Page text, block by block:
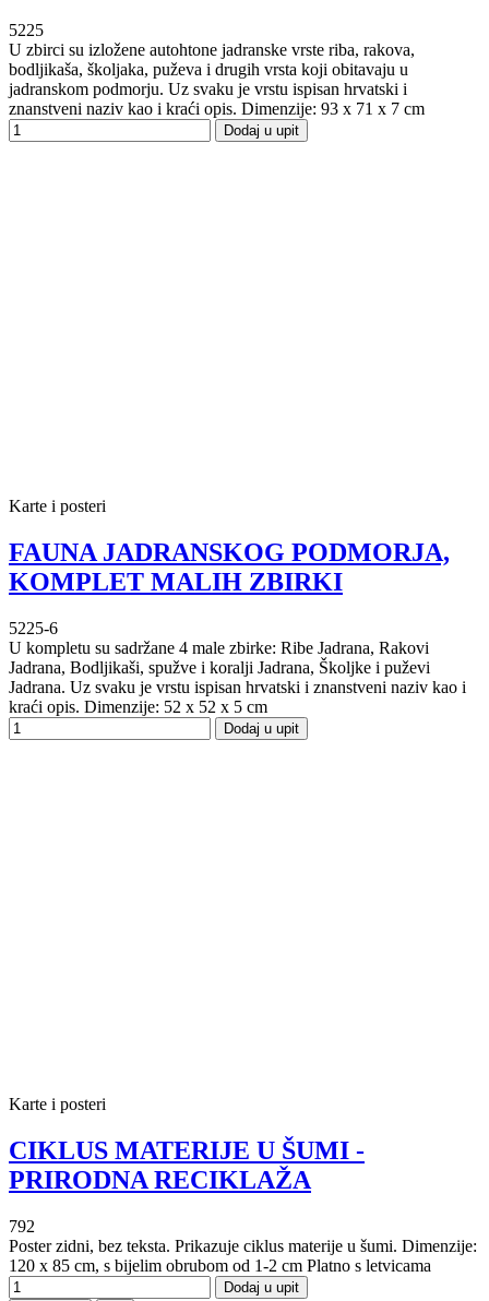
5225
U zbirci su izložene autohtone jadranske vrste riba, rakova,
bodljikaša, školjaka, puževa i drugih vrsta koji obitavaju u
jadranskom podmorju. Uz svaku je vrstu ispisan hrvatski i
znanstveni naziv kao i kraći opis. Dimenzije: 93 x 71 x 7 cm
Dodaj u upit
Karte i posteri
FAUNA JADRANSKOG PODMORJA,
KOMPLET MALIH ZBIRKI
5225-6
U kompletu su sadržane 4 male zbirke: Ribe Jadrana, Rakovi
Jadrana, Bodljikaši, spužve i koralji Jadrana, Školjke i puževi
Jadrana. Uz svaku je vrstu ispisan hrvatski i znanstveni naziv kao i
kraći opis. Dimenzije: 52 x 52 x 5 cm
Dodaj u upit
Karte i posteri
CIKLUS MATERIJE U ŠUMI -
PRIRODNA RECIKLAŽA
792
Poster zidni, bez teksta. Prikazuje ciklus materije u šumi. Dimenzije:
120 x 85 cm, s bijelim obrubom od 1-2 cm Platno s letvicama
Dodaj u upit